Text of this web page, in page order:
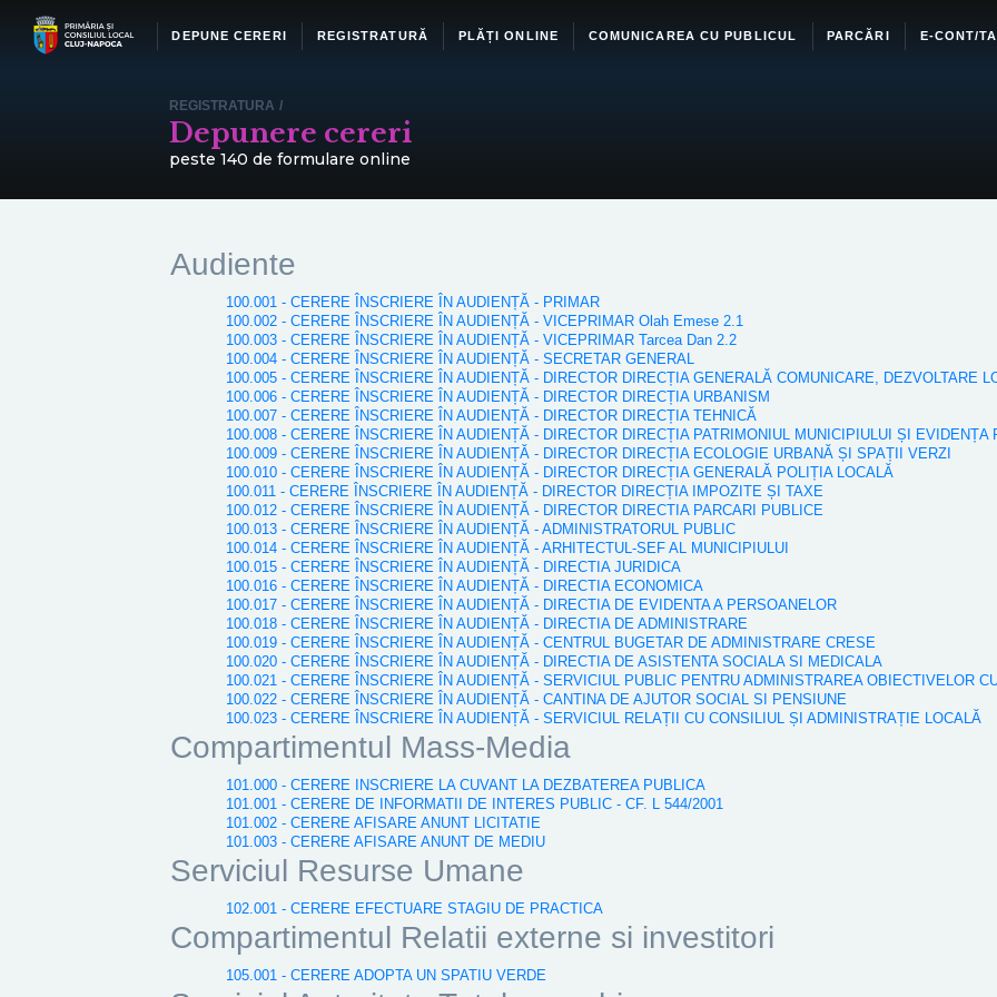
DEPUNE CERERI REGISTRATURĂ PLĂȚI ONLINE COMUNICAREA CU PUBLICUL PARCĂRI E-CONT/
REGISTRATURA /
Depunere cereri
peste 140 de formulare online
Audiente
100.001 - CERERE ÎNSCRIERE ÎN AUDIENȚĂ - PRIMAR
100.002 - CERERE ÎNSCRIERE ÎN AUDIENȚĂ - VICEPRIMAR Olah Emese 2.1
100.003 - CERERE ÎNSCRIERE ÎN AUDIENȚĂ - VICEPRIMAR Tarcea Dan 2.2
100.004 - CERERE ÎNSCRIERE ÎN AUDIENȚĂ - SECRETAR GENERAL
100.005 - CERERE ÎNSCRIERE ÎN AUDIENȚĂ - DIRECTOR DIRECȚIA GENERALĂ COMUNICARE, DEZVOLTARE
100.006 - CERERE ÎNSCRIERE ÎN AUDIENȚĂ - DIRECTOR DIRECȚIA URBANISM
100.007 - CERERE ÎNSCRIERE ÎN AUDIENȚĂ - DIRECTOR DIRECȚIA TEHNICĂ
100.008 - CERERE ÎNSCRIERE ÎN AUDIENȚĂ - DIRECTOR DIRECȚIA PATRIMONIUL MUNICIPIULUI ȘI EVIDENȚA
100.009 - CERERE ÎNSCRIERE ÎN AUDIENȚĂ - DIRECTOR DIRECȚIA ECOLOGIE URBANĂ ȘI SPAȚII VERZI
100.010 - CERERE ÎNSCRIERE ÎN AUDIENȚĂ - DIRECTOR DIRECȚIA GENERALĂ POLIȚIA LOCALĂ
100.011 - CERERE ÎNSCRIERE ÎN AUDIENȚĂ - DIRECTOR DIRECȚIA IMPOZITE ȘI TAXE
100.012 - CERERE ÎNSCRIERE ÎN AUDIENȚĂ - DIRECTOR DIRECTIA PARCARI PUBLICE
100.013 - CERERE ÎNSCRIERE ÎN AUDIENȚĂ - ADMINISTRATORUL PUBLIC
100.014 - CERERE ÎNSCRIERE ÎN AUDIENȚĂ - ARHITECTUL-SEF AL MUNICIPIULUI
100.015 - CERERE ÎNSCRIERE ÎN AUDIENȚĂ - DIRECTIA JURIDICA
100.016 - CERERE ÎNSCRIERE ÎN AUDIENȚĂ - DIRECTIA ECONOMICA
100.017 - CERERE ÎNSCRIERE ÎN AUDIENȚĂ - DIRECTIA DE EVIDENTA A PERSOANELOR
100.018 - CERERE ÎNSCRIERE ÎN AUDIENȚĂ - DIRECTIA DE ADMINISTRARE
100.019 - CERERE ÎNSCRIERE ÎN AUDIENȚĂ - CENTRUL BUGETAR DE ADMINISTRARE CRESE
100.020 - CERERE ÎNSCRIERE ÎN AUDIENȚĂ - DIRECTIA DE ASISTENTA SOCIALA SI MEDICALA
100.021 - CERERE ÎNSCRIERE ÎN AUDIENȚĂ - SERVICIUL PUBLIC PENTRU ADMINISTRAREA OBIECTIVELOR
100.022 - CERERE ÎNSCRIERE ÎN AUDIENȚĂ - CANTINA DE AJUTOR SOCIAL SI PENSIUNE
100.023 - CERERE ÎNSCRIERE ÎN AUDIENȚĂ - SERVICIUL RELAȚII CU CONSILIUL ȘI ADMINISTRAȚIE LOCALĂ
Compartimentul Mass-Media
101.000 - CERERE INSCRIERE LA CUVANT LA DEZBATEREA PUBLICA
101.001 - CERERE DE INFORMATII DE INTERES PUBLIC - CF. L 544/2001
101.002 - CERERE AFISARE ANUNT LICITATIE
101.003 - CERERE AFISARE ANUNT DE MEDIU
Serviciul Resurse Umane
102.001 - CERERE EFECTUARE STAGIU DE PRACTICA
Compartimentul Relatii externe si investitori
105.001 - CERERE ADOPTA UN SPATIU VERDE